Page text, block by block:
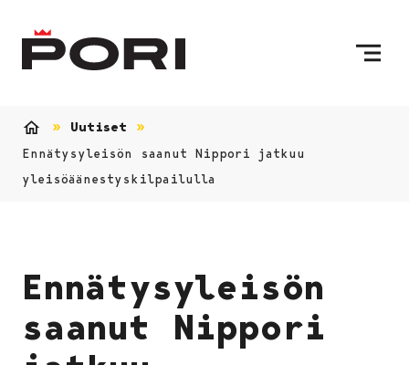
Uutiset
Ennätysyleisön saanut Nippori jatkuu
yleisöäänestyskilpailulla
Ennätysyleisön
saanut Nippori